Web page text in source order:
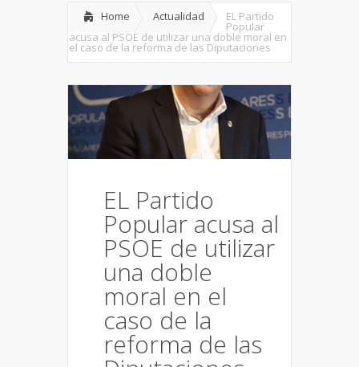
Home Actualidad EL Partido
Popular
acusa al PSOE de utilizar una doble moral en
el caso de la reforma de las Diputaciones
EL Partido
Popular acusa al
PSOE de utilizar
una doble
moral en el
caso de la
reforma de las